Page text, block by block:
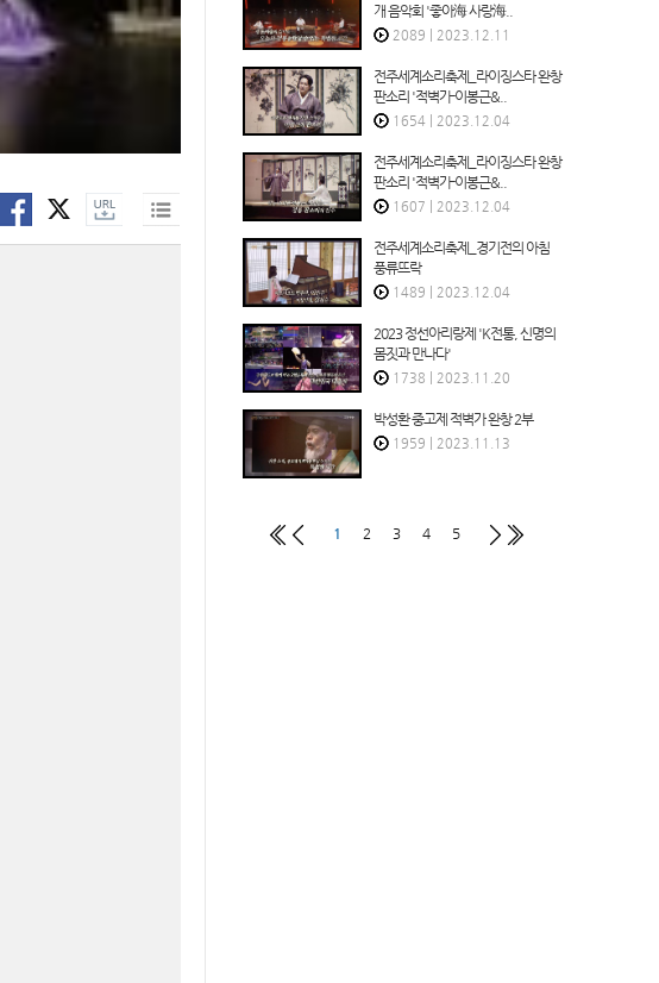
개 음악회 '좋아海 사랑海..
2089 2023.12.11
전주세계소리축제_라이징스타 완창
판소리 '적벽가-이봉근&..
1654 2023.12.04
전주세계소리축제_라이징스타 완창
판소리 '적벽가-이봉근&..
1607 2023.12.04
전주세계소리축제_경기전의 아침
풍류뜨락
1489 2023.12.04
2023 정선아리랑제 'K전통, 신명의
몸짓과 만나다'
1738 2023.11.20
박성환 중고제 적벽가 완창 2부
1959 2023.11.13
1 2 3 4 5